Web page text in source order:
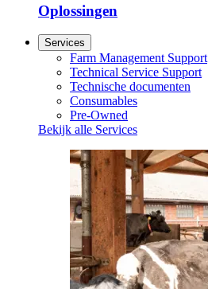
Oplossingen
Services
Farm Management Support
Technical Service Support
Technische documenten
Consumables
Pre-Owned
Bekijk alle Services